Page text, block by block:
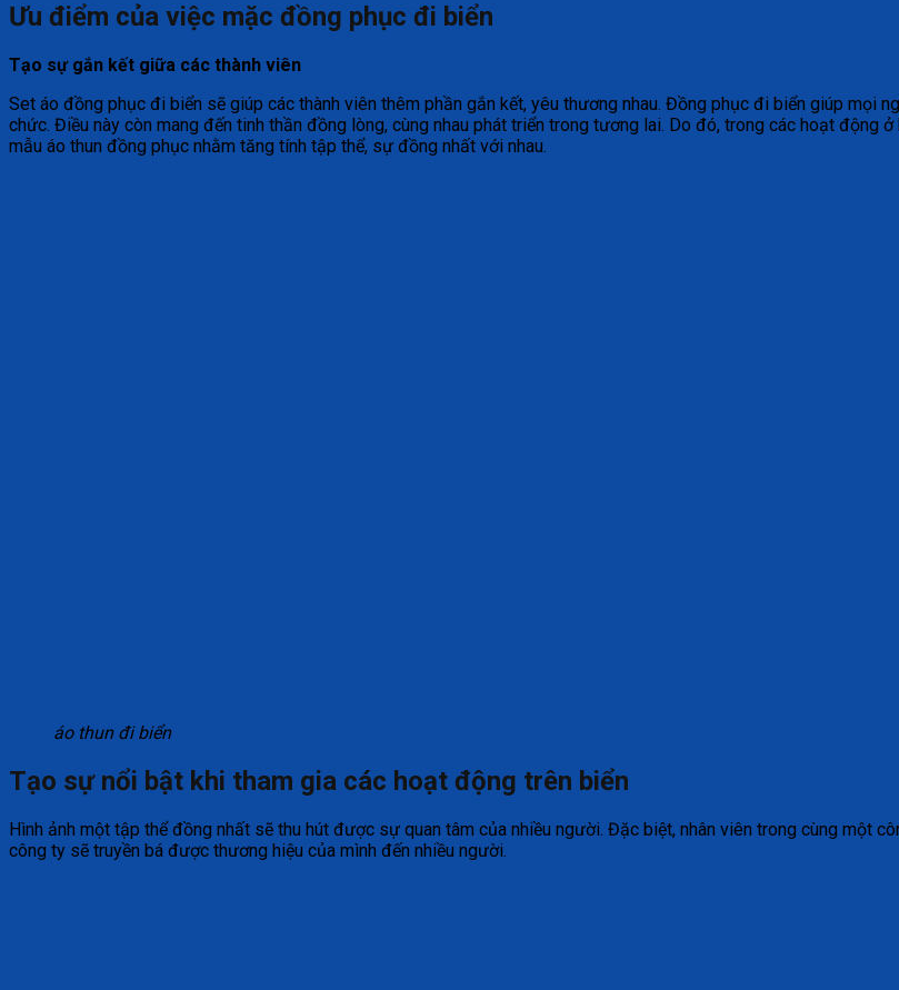
Ưu điểm của việc mặc đồng phục đi biển
Tạo sự gắn kết giữa các thành viên
Set áo đồng phục đi biển sẽ giúp các thành viên thêm phần gắn kết, yêu thương nhau. Đồng phục đi biển giúp mọi
chức. Điều này còn mang đến tinh thần đồng lòng, cùng nhau phát triển trong tương lai. Do đó, trong các hoạt động
mẫu áo thun đồng phục nhằm tăng tính tập thể, sự đồng nhất với nhau.
áo thun đi biển
Tạo sự nổi bật khi tham gia các hoạt động trên biển
Hình ảnh một tập thể đồng nhất sẽ thu hút được sự quan tâm của nhiều người. Đặc biệt, nhân viên trong cùng một
công ty sẽ truyền bá được thương hiệu của mình đến nhiều người.